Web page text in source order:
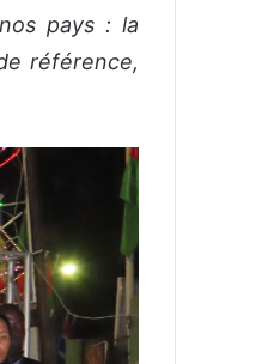
pays : la
référence,